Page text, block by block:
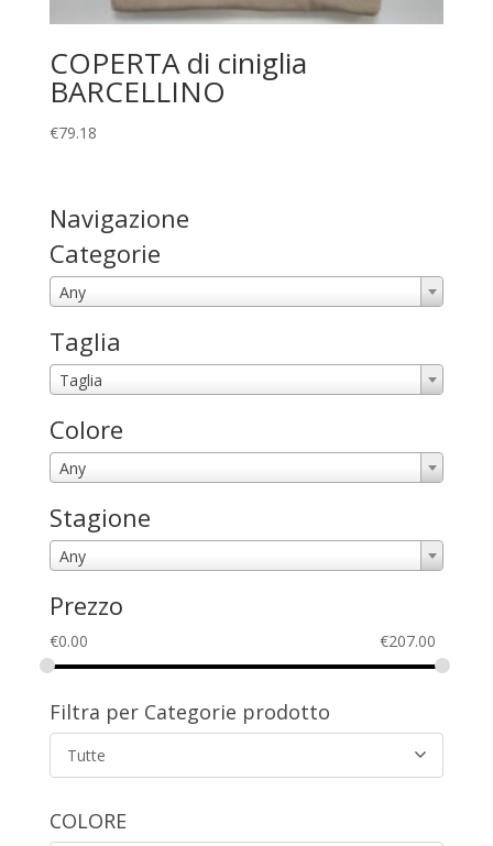
COPERTA di ciniglia
BARCELLINO
€79.18
Navigazione
Categorie
Any
Taglia
Taglia
Colore
Any
Stagione
Any
Prezzo
€0.00 €207.00
Filtra per Categorie prodotto
Tutte
COLORE